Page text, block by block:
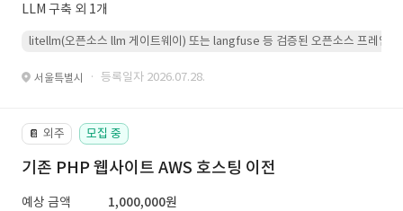
LLM 구축 외 1개
litellm(오픈소스 llm 게이트웨이) 또는 langfuse 등 검증된 오픈소스 프레임워
서울특별시 · 등록일자 2026.07.28.
📔 외주 모집 중
기존 PHP 웹사이트 AWS 호스팅 이전
예상 금액
1,000,000원